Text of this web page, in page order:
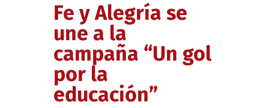
Fe y Alegría se
une a la
campaña “Un gol
por la
educación”